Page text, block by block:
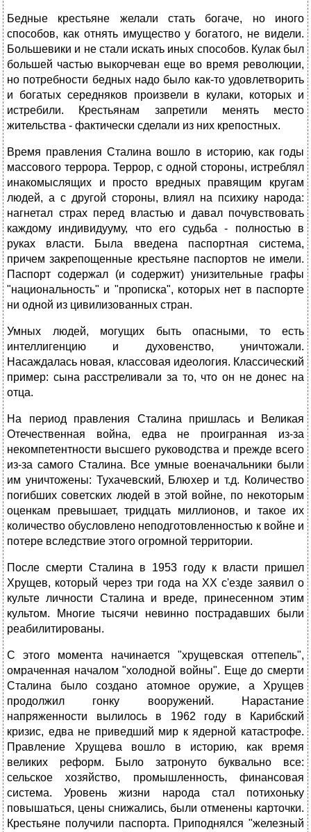
Бедные крестьяне желали стать богаче, но иного
способов, как отнять имущество у богатого, не видели.
Большевики и не стали искать иных способов. Кулак был
большей частью выкорчеван еще во время революции,
но потребности бедных надо было как-то удовлетворить
и богатых середняков произвели в кулаки, которых и
истребили. Крестьянам запретили менять место
жительства - фактически сделали из них крепостных.
Время правления Сталина вошло в историю, как годы
массового террора. Террор, с одной стороны, истреблял
инакомыслящих и просто вредных правящим кругам
людей, а с другой стороны, влиял на психику народа:
нагнетал страх перед властью и давал почувствовать
каждому индивидууму, что его судьба - полностью в
руках власти. Была введена паспортная система,
причем закрепощенные крестьяне паспортов не имели.
Паспорт содержал (и содержит) унизительные графы
"национальность" и "прописка", которых нет в паспорте
ни одной из цивилизованных стран.
Умных людей, могущих быть опасными, то есть
интеллигенцию и духовенство, уничтожали.
Насаждалась новая, классовая идеология. Классический
пример: сына расстреливали за то, что он не донес на
отца.
На период правления Сталина пришлась и Великая
Отечественная война, едва не проигранная из-за
некомпетентности высшего руководства и прежде всего
из-за самого Сталина. Все умные военачальники были
им уничтожены: Тухачевский, Блюхер и т.д. Количество
погибших советских людей в этой войне, по некоторым
оценкам превышает, тридцать миллионов, и такое их
количество обусловлено неподготовленностью к войне и
потере вследствие этого огромной территории.
После смерти Сталина в 1953 году к власти пришел
Хрущев, который через три года на XX с'езде заявил о
культе личности Сталина и вреде, принесенном этим
культом. Многие тысячи невинно пострадавших были
реабилитированы.
С этого момента начинается "хрущевская оттепель",
омраченная началом "холодной войны". Еще до смерти
Сталина было создано атомное оружие, а Хрущев
продолжил гонку вооружений. Нарастание
напряженности вылилось в 1962 году в Карибский
кризис, едва не приведший мир к ядерной катастрофе.
Правление Хрущева вошло в историю, как время
великих реформ. Было затронуто буквально все:
сельское хозяйство, промышленность, финансовая
система. Уровень жизни народа стал потихоньку
повышаться, цены снижались, были отменены карточки.
Крестьяне получили паспорта. Приподнялся "железный